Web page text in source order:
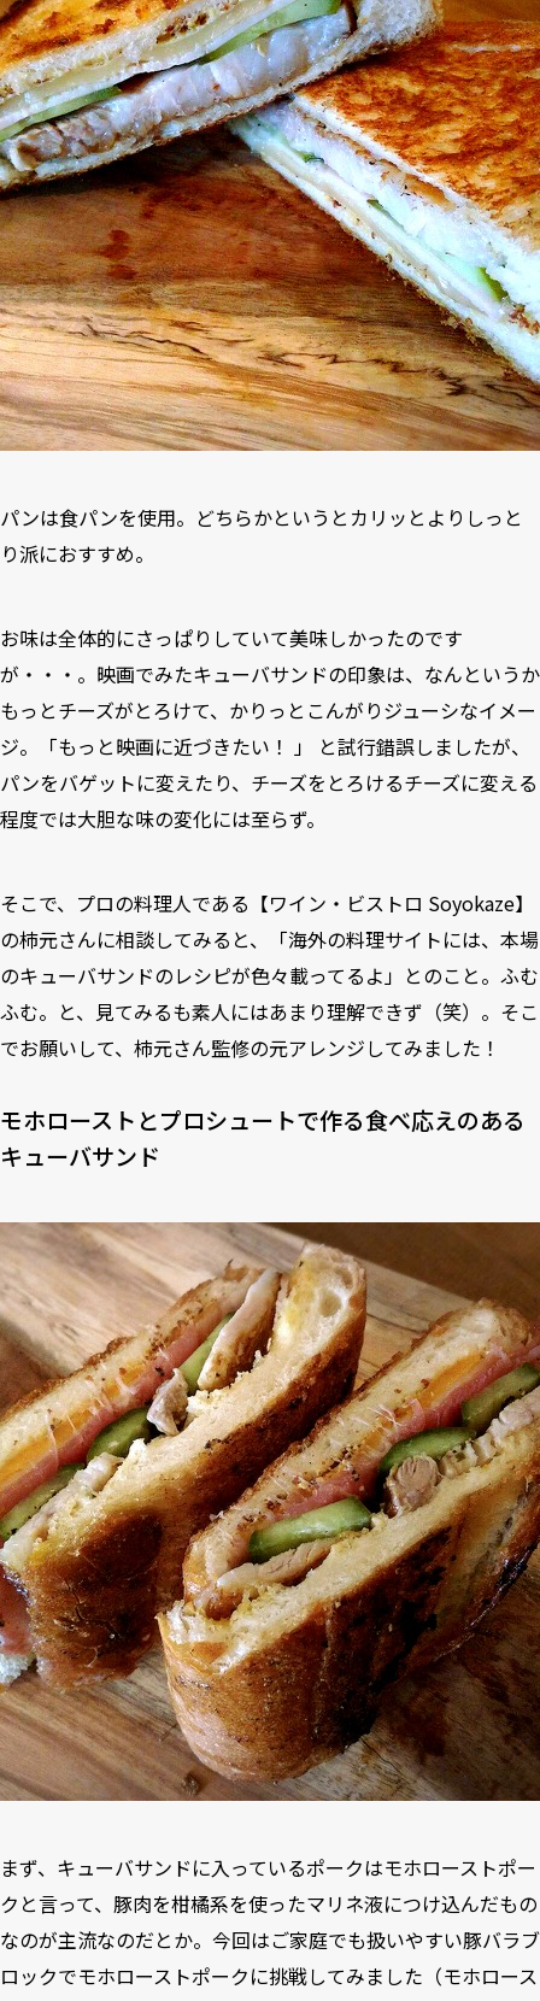
パンは食パンを使用。どちらかというとカリッとよりしっと
り派におすすめ。
お味は全体的にさっぱりしていて美味しかったのです
が・・・。映画でみたキューバサンドの印象は、なんというか
もっとチーズがとろけて、かりっとこんがりジューシなイメー
ジ。「もっと映画に近づきたい！ 」 と試行錯誤しましたが、
パンをバゲットに変えたり、チーズをとろけるチーズに変える
程度では大胆な味の変化には至らず。
そこで、プロの料理人である【ワイン・ビストロ Soyokaze】
の柿元さんに相談してみると、「海外の料理サイトには、本場
のキューバサンドのレシピが色々載ってるよ」とのこと。ふむ
ふむ。と、見てみるも素人にはあまり理解できず（笑）。そこ
でお願いして、柿元さん監修の元アレンジしてみました！
モホローストとプロシュートで作る食べ応えのある
キューバサンド
まず、キューバサンドに入っているポークはモホローストポー
クと言って、豚肉を柑橘系を使ったマリネ液につけ込んだもの
なのが主流なのだとか。今回はご家庭でも扱いやすい豚バラブ
ロックでモホローストポークに挑戦してみました（モホロース